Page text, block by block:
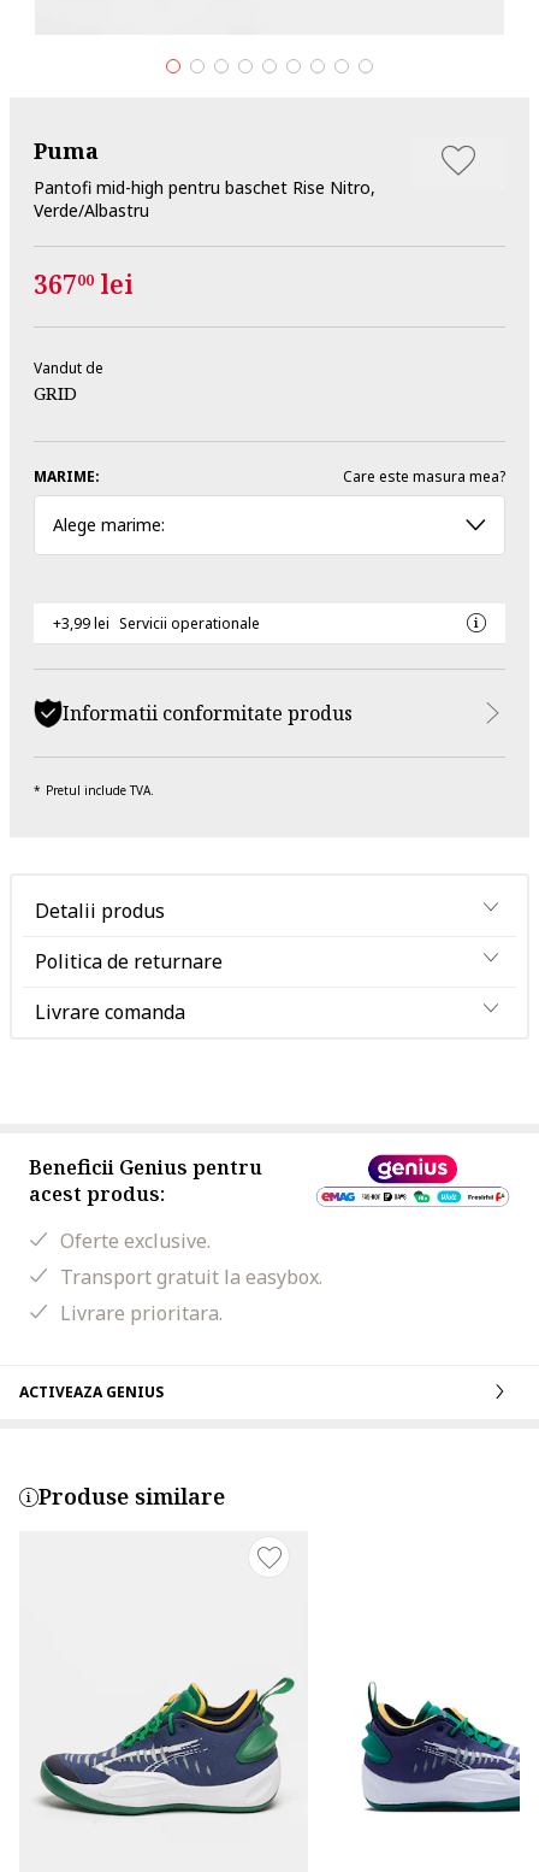
Puma
Pantofi mid-high pentru baschet Rise Nitro,
Verde/Albastru
36700 lei
Vandut de
GRID
MARIME: Care este masura mea?
Alege marime:
+3,99 lei Servicii operationale
Informatii conformitate produs
Pretul include TVA.
Detalii produs
Politica de returnare
Livrare comanda
Beneficii Genius pentru
acest produs:
Oferte exclusive.
Transport gratuit la easybox.
Livrare prioritara.
ACTIVEAZA GENIUS
Produse similare